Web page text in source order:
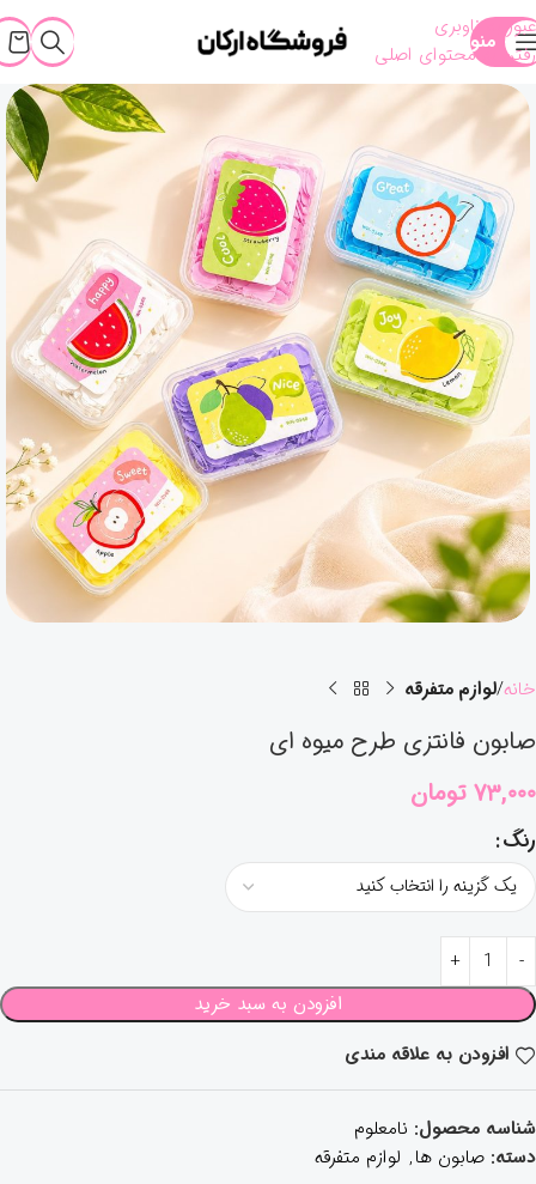
عبور به ناوبری
رفتن به محتوای اصلی
منو
خانه لوازم متفرقه
صابون فانتزی طرح میوه ای
۷۳,۰۰۰ تومان
رنگ
افزودن به سبد خرید
افزودن به علاقه مندی
شناسه محصول: نامعلوم
دسته: صابون ها, لوازم متفرقه